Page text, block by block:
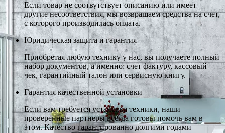
Если товар не соотвутствует описанию или имеет
другие несоответствия, мы возвращаем средства на счет,
с которого производилась оплата.
Юридическая защита и гарантия
Приобретая любую технику у нас, вы получаете полный
набор документов, а именно: счет фактуру, кассовый
чек, гарантийный талон или сервисную книгу.
Гарантия качественной установки
Если вам требуется установка техники, наши
проверенные партнеры всегда готовы помочь вам в
этом. Качество гарантированно долгими годами